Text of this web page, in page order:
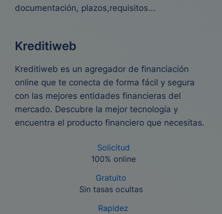
documentación, plazos,requisitos...
Kreditiweb
Kreditiweb es un agregador de financiación
online que te conecta de forma fácil y segura
con las mejores entidades financieras del
mercado. Descubre la mejor tecnología y
encuentra el producto financiero que necesitas.
Solicitud
100% online
Gratuito
Sin tasas ocultas
Rapidez